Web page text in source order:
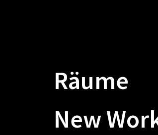
Räume
New